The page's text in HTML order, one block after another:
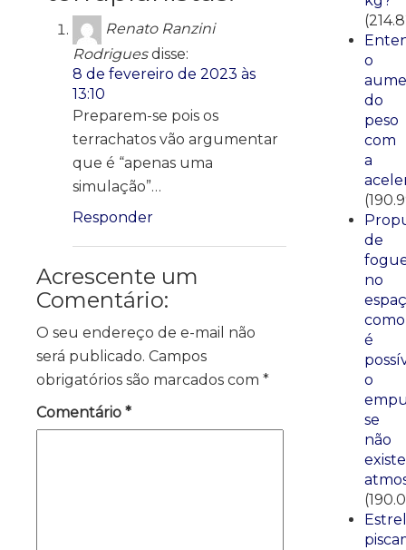
Renato Ranzini
Rodrigues disse:
8 de fevereiro de 2023 às
13:10
Preparem-se pois os
terrachatos vão argumentar
que é “apenas uma
simulação”…
Responder
Acrescente um
Comentário:
O seu endereço de e-mail não
será publicado. Campos
obrigatórios são marcados com *
Comentário *
o
do
peso
com
a
de
no
como
é
o
se
não
existe